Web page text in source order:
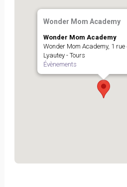
Wonder Mom Academy
Wonder Mom Academy
Wonder Mom Academy, 1 rue
Lyautey - Tours
Évènements